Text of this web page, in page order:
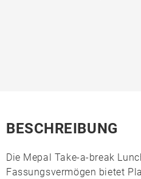
BESCHREIBUNG
Die Mepal Take-a-break
Fassungsvermögen bietet